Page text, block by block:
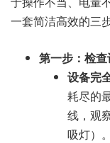
一套简洁高效的三
第一步：检
设备完
耗尽的
线，观
吸灯）